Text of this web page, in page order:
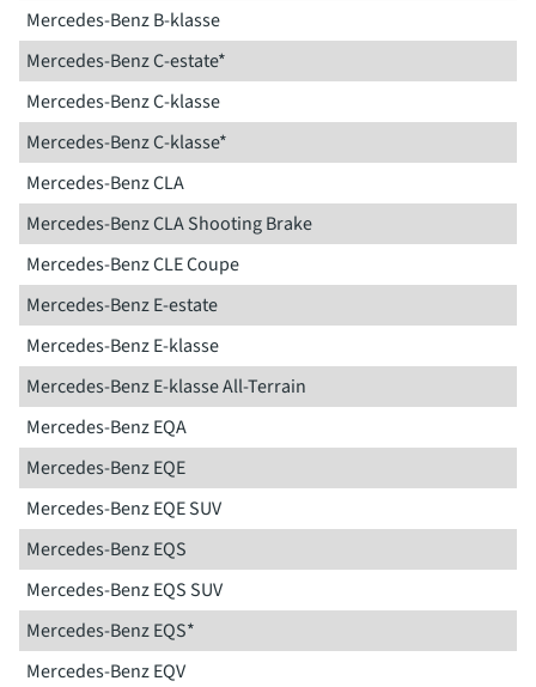
Mercedes-Benz B-klasse
Mercedes-Benz C-estate*
Mercedes-Benz C-klasse
Mercedes-Benz C-klasse*
Mercedes-Benz CLA
Mercedes-Benz CLA Shooting Brake
Mercedes-Benz CLE Coupe
Mercedes-Benz E-estate
Mercedes-Benz E-klasse
Mercedes-Benz E-klasse All-Terrain
Mercedes-Benz EQA
Mercedes-Benz EQE
Mercedes-Benz EQE SUV
Mercedes-Benz EQS
Mercedes-Benz EQS SUV
Mercedes-Benz EQS*
Mercedes-Benz EQV